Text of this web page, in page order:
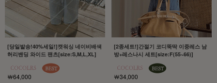
[당일발송!40%세일!]캣워싱 네이비배색
허리밴딩 와이드 팬츠[size:S,M,L,XL]
￦64,000
[2종세트!]간절기 코디뚝딱 이중레스 남
방+레스나시 세트[size:F(55~66)]
￦34,000